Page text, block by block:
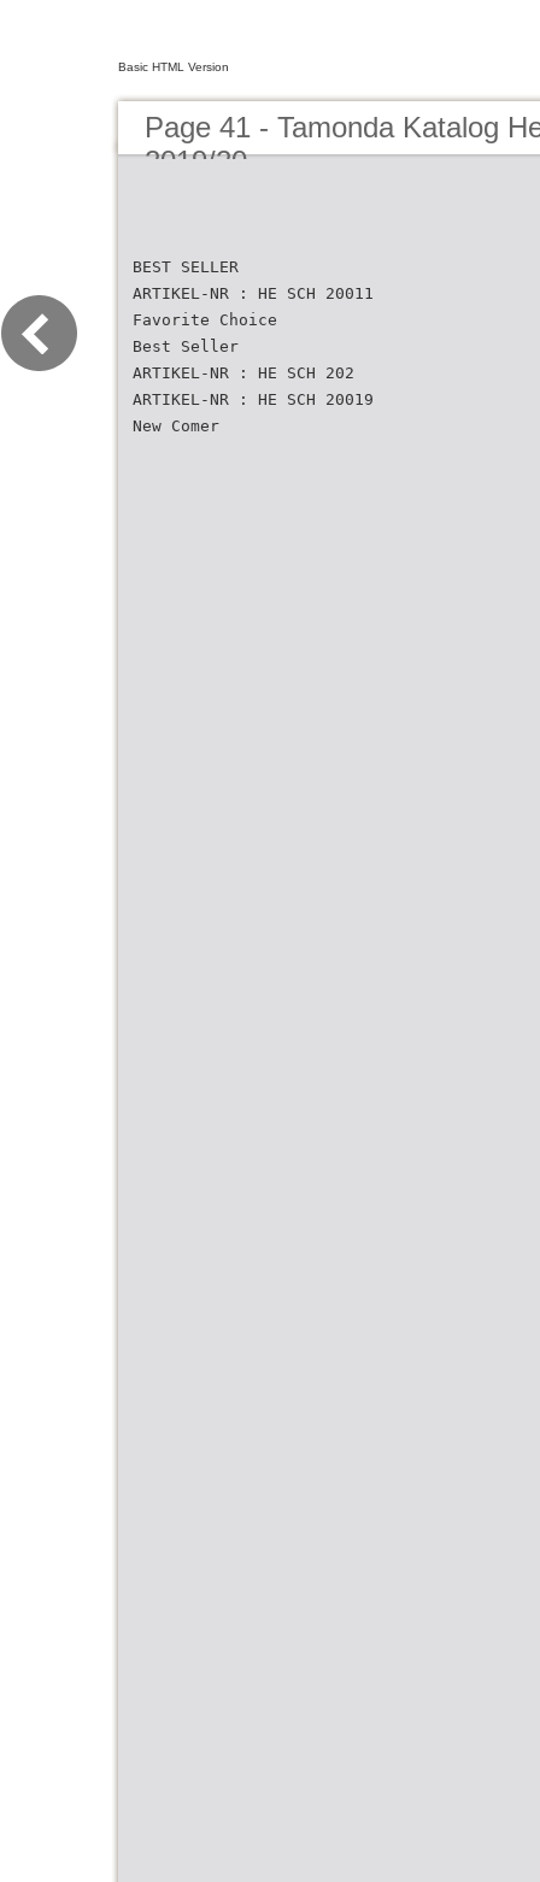
Basic HTML Version
Page 41 - Tamonda Katalog
2019/20
BEST SELLER
ARTIKEL-NR : HE SCH 20011
Favorite Choice
Best Seller
ARTIKEL-NR : HE SCH 202
ARTIKEL-NR : HE SCH 20019
New Comer